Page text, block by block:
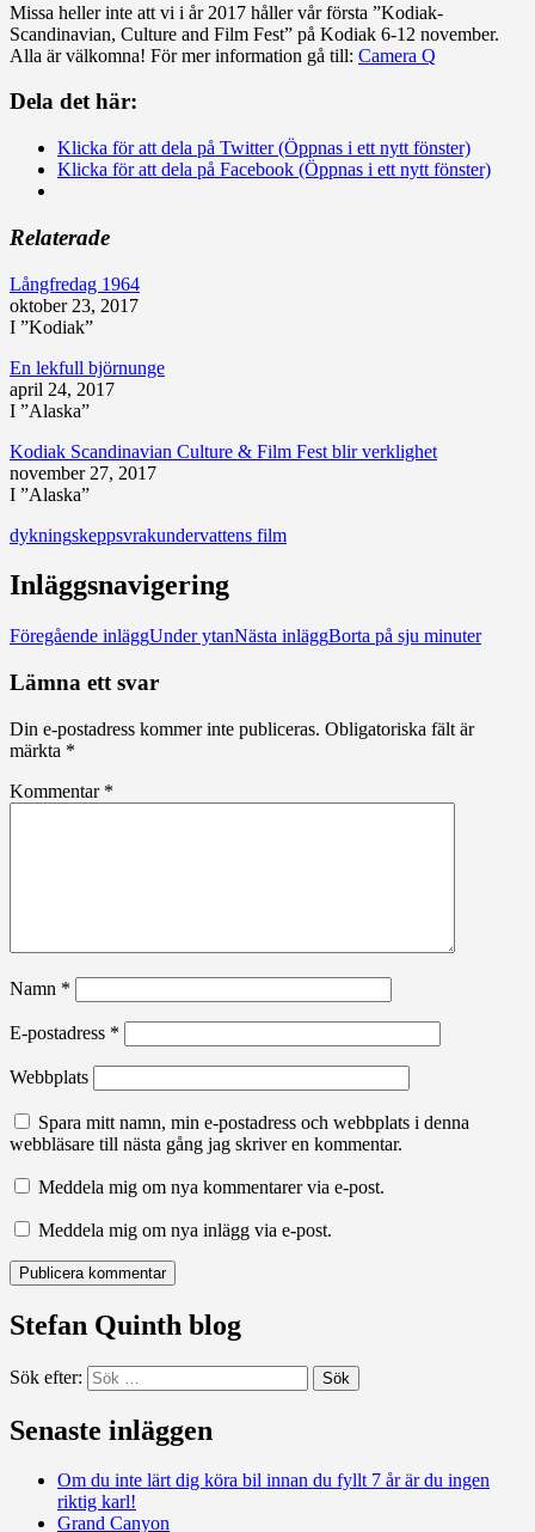
Missa heller inte att vi i år 2017 håller vår första ”Kodiak-
Scandinavian, Culture and Film Fest” på Kodiak 6-12 november.
Alla är välkomna! För mer information gå till: Camera Q
Dela det här:
Klicka för att dela på Twitter (Öppnas i ett nytt fönster)
Klicka för att dela på Facebook (Öppnas i ett nytt fönster)
Relaterade
Långfredag 1964
oktober 23, 2017
I ”Kodiak”
En lekfull björnunge
april 24, 2017
I ”Alaska”
Kodiak Scandinavian Culture & Film Fest blir verklighet
november 27, 2017
I ”Alaska”
dykningskeppsvrakundervattens film
Inläggsnavigering
Föregående inläggUnder ytanNästa inläggBorta på sju minuter
Lämna ett svar
Din e-postadress kommer inte publiceras. Obligatoriska fält är
märkta *
Kommentar *
Namn *
E-postadress *
Webbplats
Spara mitt namn, min e-postadress och webbplats i denna
webbläsare till nästa gång jag skriver en kommentar.
Meddela mig om nya kommentarer via e-post.
Meddela mig om nya inlägg via e-post.
Stefan Quinth blog
Sök efter:
Senaste inläggen
Om du inte lärt dig köra bil innan du fyllt 7 år är du ingen
riktig karl!
Grand Canyon